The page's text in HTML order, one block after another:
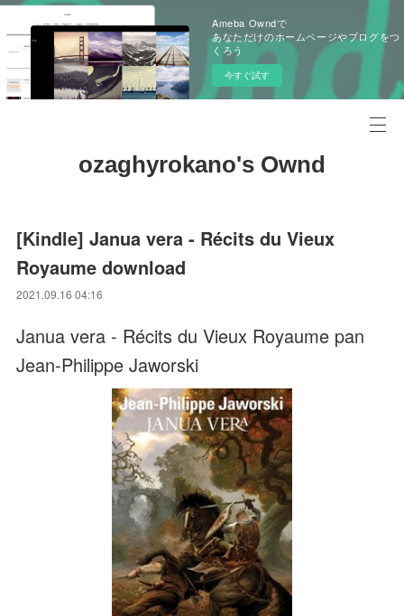
Ameba Owndで
あなただけのホームページやブログをつ
くろう
今すぐ試す
ozaghyrokano's Ownd
[Kindle] Janua vera - Récits du Vieux
Royaume download
2021.09.16 04:16
Janua vera - Récits du Vieux Royaume pan
Jean-Philippe Jaworski